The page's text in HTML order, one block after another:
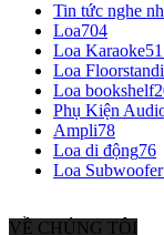
Tin tức nghe
Loa704
Loa Karaoke
Loa
Loa bookshelf
Phụ Kiện
Ampli78
Loa di động76
Loa Subwoofer
VỀ CHÚNG TÔI